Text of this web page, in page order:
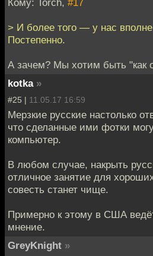
> И более того — у нас вполне
Постепенно.
А зачем? Мы хотим быть "как
kotka »
#25 | 11.05.17 16:59
Мерзкие русские настолько
что сделанные ими фотки
компьютер.
В любом случае, накрыть
отличное занятие для
совесть станет чище.
Примерно к этому в США
мнение.
GreyKnight »